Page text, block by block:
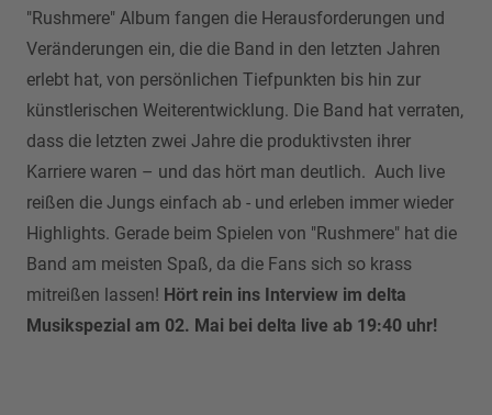
"Rushmere" Album fangen die Herausforderungen und
Veränderungen ein, die die Band in den letzten Jahren
erlebt hat, von persönlichen Tiefpunkten bis hin zur
künstlerischen Weiterentwicklung. Die Band hat verraten,
dass die letzten zwei Jahre die produktivsten ihrer
Karriere waren – und das hört man deutlich. Auch live
reißen die Jungs einfach ab - und erleben immer wieder
Highlights. Gerade beim Spielen von "Rushmere" hat die
Band am meisten Spaß, da die Fans sich so krass
mitreißen lassen! Hört rein ins Interview im delta
Musikspezial am 02. Mai bei delta live ab 19:40 uhr!